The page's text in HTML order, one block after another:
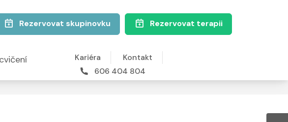
Rezervovat skupinovku Rezervovat terapii
Kariéra
Kontakt
606 404 804